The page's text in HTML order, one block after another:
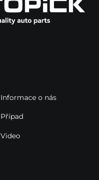
Informace o nás
Případ
Video